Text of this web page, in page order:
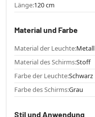
Länge:120 cm
Material und Farbe
Material der Leuchte:Metall
Material des Schirms:Stoff
Farbe der Leuchte:Schwarz
Farbe des Schirms:Grau
Stil und Anwendung